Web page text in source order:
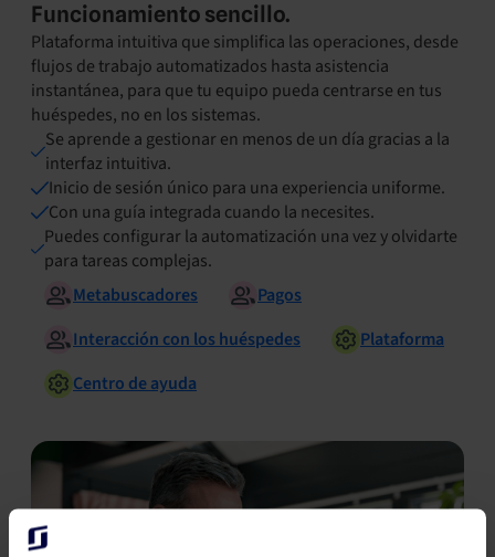
Funcionamiento sencillo.
Plataforma intuitiva que simplifica las operaciones, desde
flujos de trabajo automatizados hasta asistencia
instantánea, para que tu equipo pueda centrarse en tus
huéspedes, no en los sistemas.
Se aprende a gestionar en menos de un día gracias a la
interfaz intuitiva.
Inicio de sesión único para una experiencia uniforme.
Con una guía integrada cuando la necesites.
Puedes configurar la automatización una vez y olvidarte
para tareas complejas.
Metabuscadores
Pagos
Interacción con los huéspedes
Plataforma
Centro de ayuda